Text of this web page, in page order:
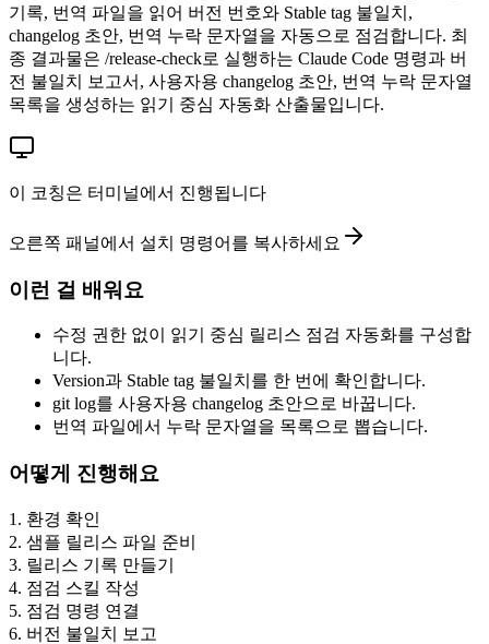
기록, 번역 파일을 읽어 버전 번호와 Stable tag 불일치,
changelog 초안, 번역 누락 문자열을 자동으로 점검합니다. 최
종 결과물은 /release-check로 실행하는 Claude Code 명령과 버
전 불일치 보고서, 사용자용 changelog 초안, 번역 누락 문자열
목록을 생성하는 읽기 중심 자동화 산출물입니다.
이 코칭은 터미널에서 진행됩니다
오른쪽 패널에서 설치 명령어를 복사하세요
이런 걸 배워요
수정 권한 없이 읽기 중심 릴리스 점검 자동화를 구성합
니다.
Version과 Stable tag 불일치를 한 번에 확인합니다.
git log를 사용자용 changelog 초안으로 바꿉니다.
번역 파일에서 누락 문자열을 목록으로 뽑습니다.
어떻게 진행해요
1 . 환경 확인
2. 샘플 릴리스 파일 준비
3. 릴리스 기록 만들기
4. 점검 스킬 작성
5. 점검 명령 연결
6. 버전 불일치 보고